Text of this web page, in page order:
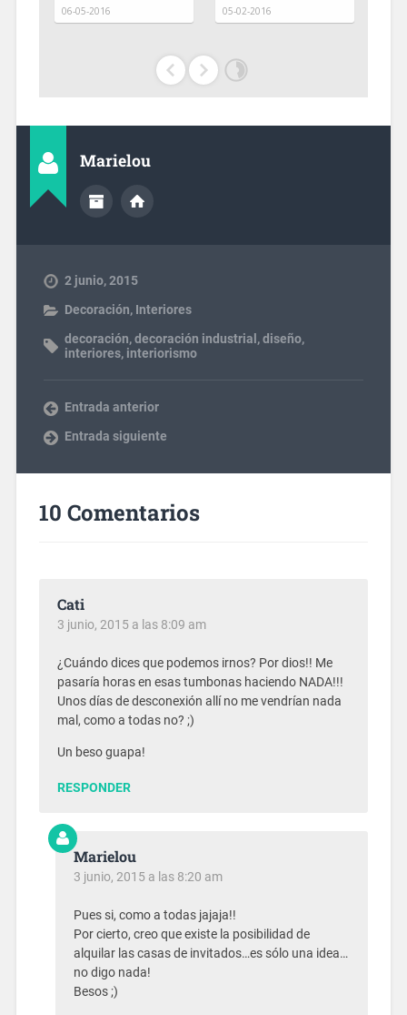
06-05-2016 05-02-2016
Marielou
2 junio, 2015
Decoración, Interiores
decoración,decoración industrial ,diseño,
interiores, interiorismo
Entrada anterior
Entrada siguiente
10 Comentarios
Cati
3 junio, 2015 a las 8:09 am
¿Cuándo dices que podemos irnos? Por dios!! Me
pasaría horas en esas tumbonas haciendo NADA!!!
Unos días de desconexión allí no me vendrían nada
mal, como a todas no? ;)
Un beso guapa!
RESPONDER
Marielou
3 junio, 2015 a las 8:20 am
Pues si, como a todas jajaja!!
Por cierto, creo que existe la posibilidad de
alquilar las casas de invitados…es sólo una idea…
no digo nada!
Besos ;)